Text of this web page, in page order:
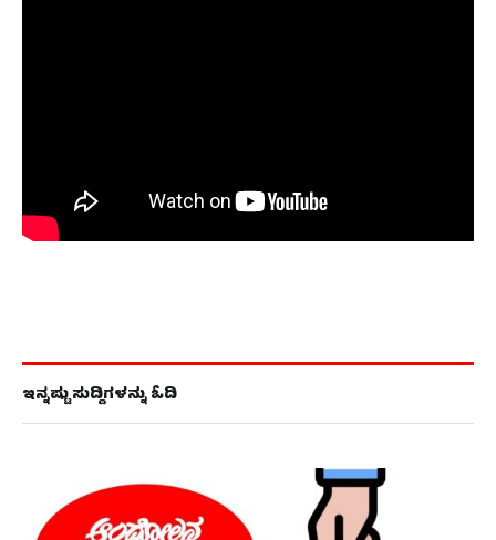
ಇನ್ನಷ್ಟು ಸುದ್ದಿಗಳನ್ನು ಓದಿ